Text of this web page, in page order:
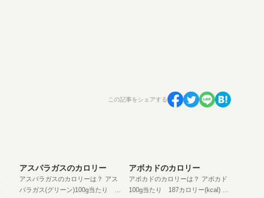
この記事をシェアする
アスパラガスのカロリー
アスパラガスのカロリーは？ アス
パラガス(グリーン)100g当たり
アボカドのカロリー
アボカドのカロリーは？ アボカド
100g当たり 187カロリー(kcal) 野